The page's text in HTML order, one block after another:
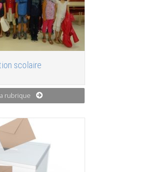
scolaire
rubrique